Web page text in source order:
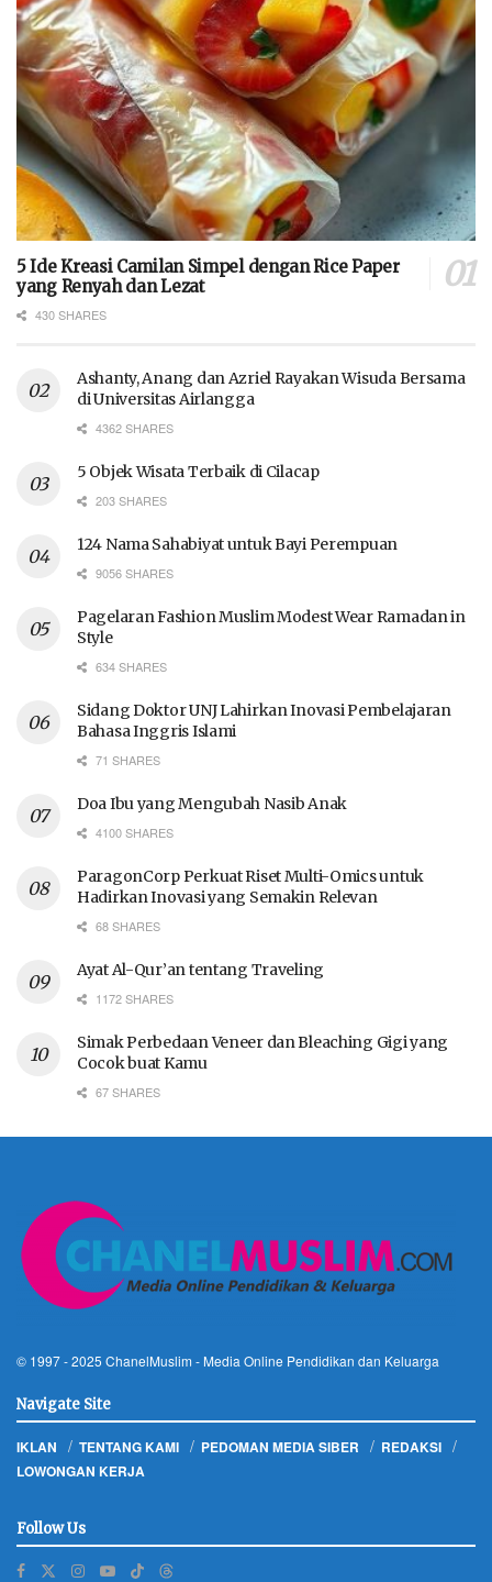
5 Ide Kreasi Camilan Simpel dengan Rice Paper
yang Renyah dan Lezat
430 SHARES
Ashanty, Anang dan Azriel Rayakan Wisuda Bersama
di Universitas Airlangga
4362 SHARES
5 Objek Wisata Terbaik di Cilacap
203 SHARES
124 Nama Sahabiyat untuk Bayi Perempuan
9056 SHARES
Pagelaran Fashion Muslim Modest Wear Ramadan in
Style
634 SHARES
Sidang Doktor UNJ Lahirkan Inovasi Pembelajaran
Bahasa Inggris Islami
71 SHARES
Doa Ibu yang Mengubah Nasib Anak
4100 SHARES
ParagonCorp Perkuat Riset Multi-Omics untuk
Hadirkan Inovasi yang Semakin Relevan
68 SHARES
Ayat Al-Qur’an tentang Traveling
1172 SHARES
Simak Perbedaan Veneer dan Bleaching Gigi yang
Cocok buat Kamu
67 SHARES
© 1997 - 2025 ChanelMuslim - Media Online Pendidikan dan Keluarga
Navigate Site
IKLAN TENTANG KAMI PEDOMAN MEDIA SIBER
REDAKSI
LOWONGAN KERJA
Follow Us